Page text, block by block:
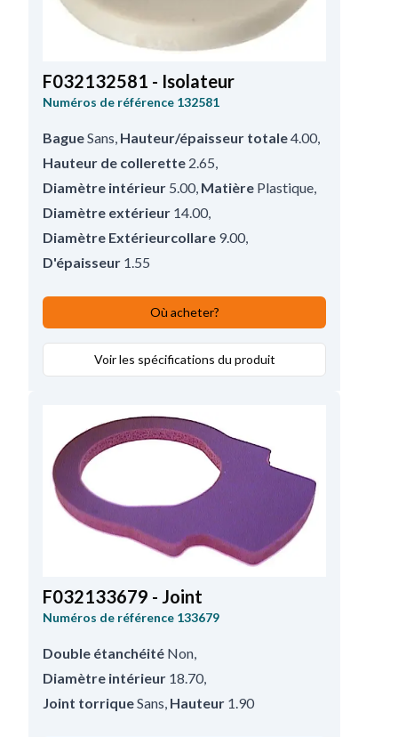
F032132581 - Isolateur
Numéros de référence 132581
BagueSans Hauteur/épaisseur totale4.00,
Hauteur de collerette 2.65
Diamètre intérieur 5.00, Matière Plastique
Diamètre extérieur 14.00,
Diamètre Extérieurcollare 9.00,
D'épaisseur 1.55
Où acheter?
Voir les spécifications du produit
F032133679 - Joint
Numéros de référence 133679
Double étanchéité Non,
Diamètre intérieur 18.70,
Joint torriqueSans, Hauteur 1.90